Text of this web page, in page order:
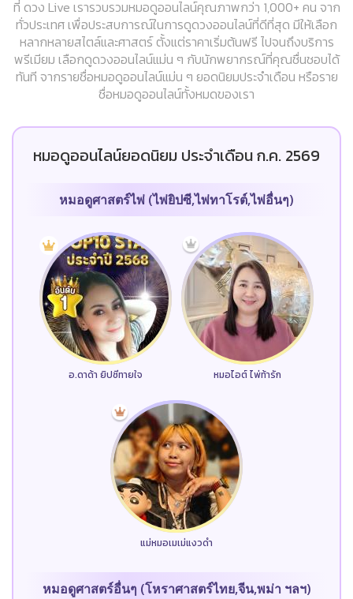
ที่ ดวง Live เรารวบรวมหมอดูออนไลน์คุณภาพกว่า 1,000+ คน จาก
ทั่วประเทศ เพื่อประสบการณ์ในการดูดวงออนไลน์ที่ดีที่สุด มีให้เลือก
หลากหลายสไตล์และศาสตร์ ตั้งแต่ราคาเริ่มต้นฟรี ไปจนถึงบริการ
พรีเมียม เลือกดูดวงออนไลน์แม่น ๆ กับนักพยากรณ์ที่คุณชื่นชอบได้
ทันที จากรายชื่อหมอดูออนไลน์แม่น ๆ ยอดนิยมประจำเดือน หรือราย
ชื่อหมอดูออนไลน์ทั้งหมดของเรา
หมอดูออนไลน์ยอดนิยม ประจำเดือน ก.ค. 2569
หมอดูศาสตร์ไพ่ (ไพ่ยิปซี,ไพ่ทาโรต์,ไพ่อื่นๆ)
อ.ดาด้า ยิปซีทายใจ หมอไอต์ ไพ่ท้ารัก
แม่หมอเมเม่แงวดำ
หมอดูศาสตร์อื่นๆ (โหราศาสตร์ไทย,จีน,พม่า ฯลฯ)